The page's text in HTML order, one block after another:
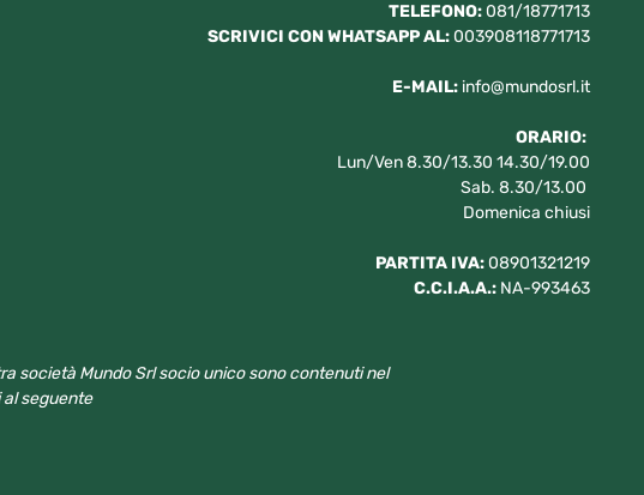
TELEFONO:081/18771713
SCRIVICI CON WHATSAPP AL:003908118771713
E-MAIL: info@mundosrl.it
ORARIO:
Lun/Ven 8.30/13.30 14.30/19.00
Sab. 8.30/13.00
Domenica chiusi
PARTITA IVA:08901321219
C.C.I.A.A.: NA-993463
società Mundo Srl socio unico sono contenuti nel
seguente